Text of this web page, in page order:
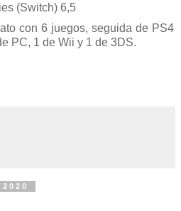
(Switch) 6,5
con 6 juegos, seguida de PS4
PC, 1 de Wii y 1 de 3DS.